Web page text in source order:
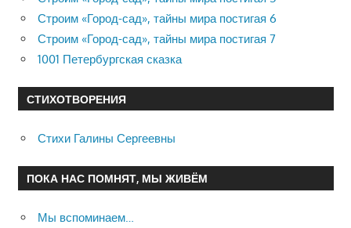
Строим «Город-сад», тайны мира постигая 6
Строим «Город-сад», тайны мира постигая 7
1001 Петербургская сказка
СТИХОТВОРЕНИЯ
Стихи Галины Сергеевны
ПОКА НАС ПОМНЯТ, МЫ ЖИВЁМ
Мы вспоминаем…